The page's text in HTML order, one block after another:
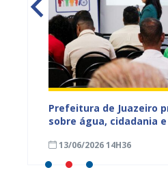
Prefeitura de Juazeiro
sobre água, cidadania
comunidades urbanas e
13/06/2026 14H36